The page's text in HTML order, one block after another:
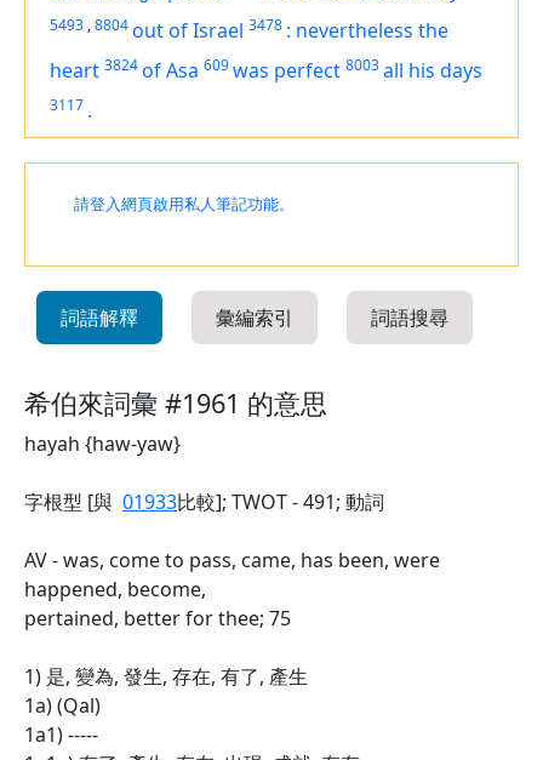
5493 ,8804out of Israel 3478 : nevertheless the
heart 3824of Asa 609was perfect 8003all his days
3117 .
請登入網頁啟用私人筆記功能。
詞語解釋 彙編索引 詞語搜尋
希伯來詞彙 #1961 的意思
hayah {haw-yaw}
字根型 [與 01933比較]; TWOT - 491; 動詞
AV - was, come to pass, came, has been, were
happened, become,
pertained, better for thee; 75
1) 是, 變為, 發生, 存在, 有了, 產生
1a) (Qal)
1a1) -----